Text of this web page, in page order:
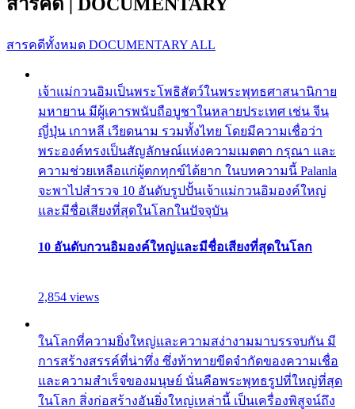
สารคดีทั้งหมด DOCUMENTARY ALL
เจ้าแม่กวนอิมเป็นพระโพธิสัตว์ในพระพุทธศาสนานิกาย
มหายาน มีผู้เคารพนับถือบูชาในหลายประเทศ เช่น จีน
ญี่ปุ่น เกาหลี เวียดนาม รวมทั้งไทย โดยมีความเชื่อว่า
พระองค์ทรงเป็นสัญลักษณ์แห่งความเมตตา กรุณา และ
ความช่วยเหลือแก่ผู้ตกทุกข์ได้ยาก ในบทความนี้ Palanla
จะพาไปสำรวจ 10 อันดับรูปปั้นเจ้าแม่กวนอิมองค์ใหญ่
และมีชื่อเสียงที่สุดในโลกในปัจจุบัน
10 อันดับกวนอิมองค์ใหญ่และมีชื่อเสียงที่สุดในโลก
2,854 views
ในโลกที่ความยิ่งใหญ่และความสง่างามมาบรรจบกัน มี
การสร้างสรรค์ที่น่าทึ่ง ซึ่งท้าทายขีดจำกัดของความเชื่อ
และความสำเร็จของมนุษย์ นั่นคือพระพุทธรูปที่ใหญ่ที่สุด
ในโลก สิ่งก่อสร้างอันยิ่งใหญ่เหล่านี้ เป็นเครื่องพิสูจน์ถึง